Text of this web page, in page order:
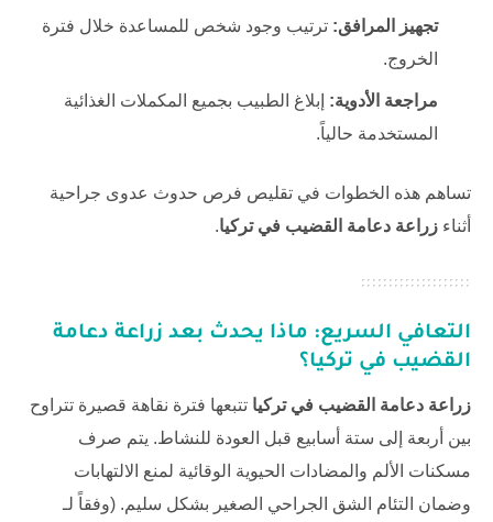
تجهيز المرافق: ترتيب وجود شخص للمساعدة خلال فترة
الخروج.
مراجعة الأدوية: إبلاغ الطبيب بجميع المكملات الغذائية
المستخدمة حالياً.
تساهم هذه الخطوات في تقليص فرص حدوث عدوى جراحية
أثناء زراعة دعامة القضيب في تركيا.
التعافي السريع: ماذا يحدث بعد زراعة دعامة
القضيب في تركيا؟
زراعة دعامة القضيب في تركيا تتبعها فترة نقاهة قصيرة تتراوح
بين أربعة إلى ستة أسابيع قبل العودة للنشاط. يتم صرف
مسكنات الألم والمضادات الحيوية الوقائية لمنع الالتهابات
وضمان التئام الشق الجراحي الصغير بشكل سليم. (وفقاً لـ